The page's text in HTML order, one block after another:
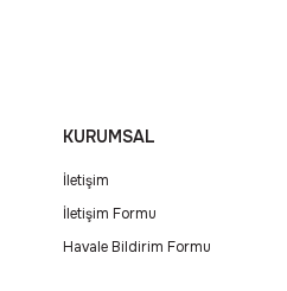
KURUMSAL
İletişim
İletişim Formu
Havale Bildirim Formu